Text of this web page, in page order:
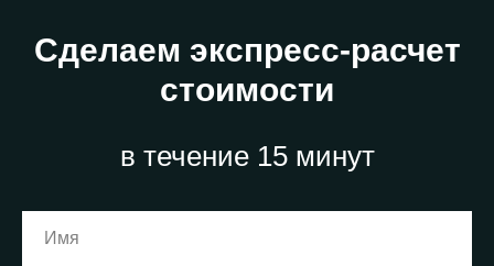
Сделаем экспресс-расчет
стоимости
в течение 15 минут